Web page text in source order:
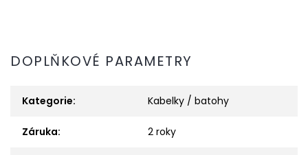
DOPLŇKOVÉ PARAMETRY
Kategorie: Kabelky / batohy
Záruka: 2 roky